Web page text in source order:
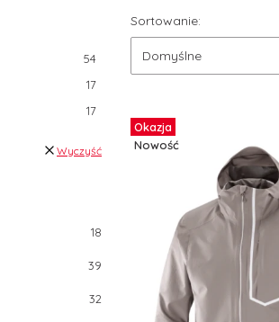
54
17
17
Wyczyść
18
39
32
Sortowanie:
Domyślne
Okazja
Nowość